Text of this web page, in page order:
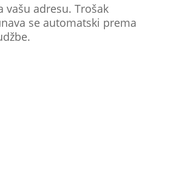
vašu adresu. Trošak
se automatski prema